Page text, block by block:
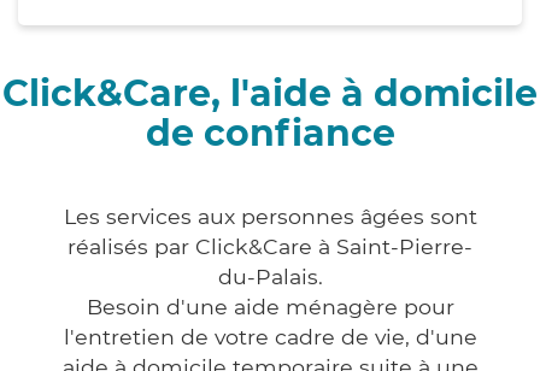
Click&Care, l'aide à domicile
de confiance
Les services aux personnes âgées sont
réalisés par Click&Care à Saint-Pierre-
du-Palais.
Besoin d'une aide ménagère pour
l'entretien de votre cadre de vie, d'une